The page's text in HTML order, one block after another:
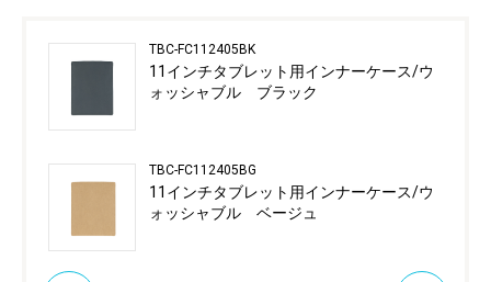
TBC-FC112405BK
11インチタブレット用インナーケース/ウ
ォッシャブル ブラック
TBC-FC112405BG
11インチタブレット用インナーケース/ウ
ォッシャブル ベージュ